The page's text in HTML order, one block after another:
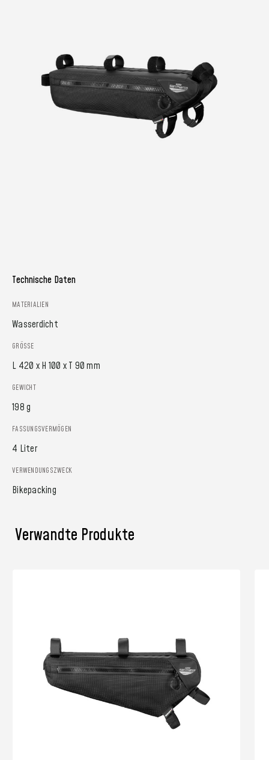
Technische Daten
MATERIALIEN
Wasserdicht
GRÖSSE
L 420 x H 100 x T 90 mm
GEWICHT
198 g
FASSUNGSVERMÖGEN
4 Liter
VERWENDUNGSZWECK
Bikepacking
Verwandte Produkte